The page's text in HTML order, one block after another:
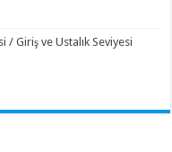
Giriş ve Ustalık Seviyesi